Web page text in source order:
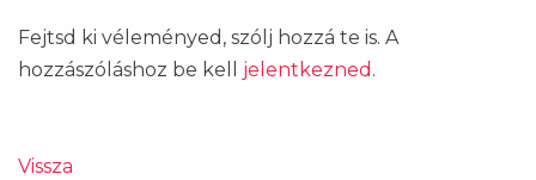
Fejtsd ki véleményed, szólj hozzá te is. A
hozzászóláshoz be kell jelentkezned .
Vissza